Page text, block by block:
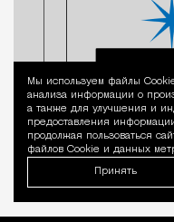
Мы используем файлы
анализа информации о
а также для улучшения и
предоставления
продолжая пользоваться
файлов Cookie и данных
Принять